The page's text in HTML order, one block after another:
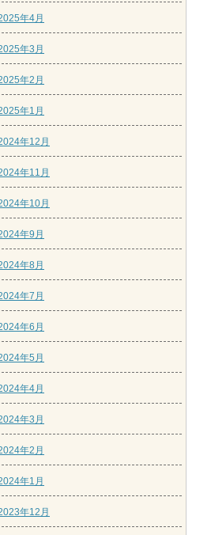
年4月
年3月
年2月
年1月
年12月
年11月
年10月
年9月
年8月
年7月
年6月
年5月
年4月
年3月
年2月
年1月
年12月